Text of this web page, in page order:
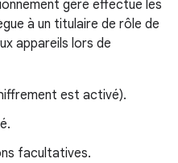
géré effectue les
à un titulaire de rôle de
appareils lors de
est activé).
facultatives.